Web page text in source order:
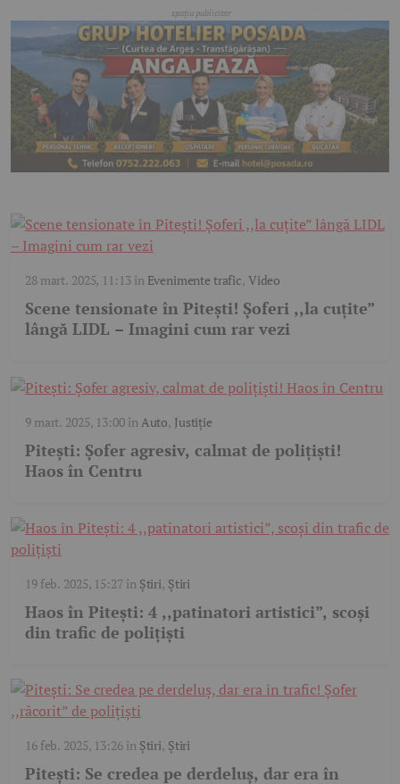
28 mart. 2025, 11:13în Evenimente trafic, Video
Scene tensionate în Pitești! Șoferi ,,la cuțite”
lângă LIDL – Imagini cum rar vezi
9 mart. 2025, 13:00în Auto, Justiție
Pitești: Șofer agresiv, calmat de polițiști!
Haos în Centru
19 feb. 2025, 15:27în Știri, Știri
Haos în Pitești: 4 ,,patinatori artistici”, scoși
din trafic de polițiști
16 feb. 2025, 13:26în Știri, Știri
Pitești: Se credea pe derdeluș, dar era în